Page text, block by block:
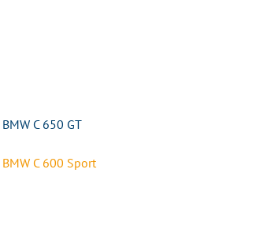
BMW C 650 GT
BMW C 600 Sport